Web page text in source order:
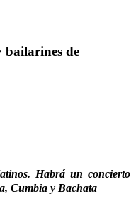
bailarines de
Habrá un concierto
Cumbia y Bachata